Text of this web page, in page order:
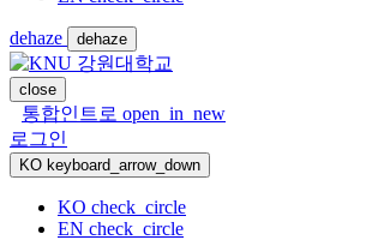
dehaze dehaze
close
통합인트로 open_in_new
로그인
KO keyboard_arrow_down
KO check_circle
EN check_circle